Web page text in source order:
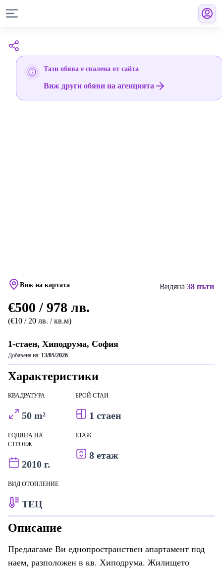
Тази обява е свалена от сайта
Виж други обяви на агенцията
Виж на картата Видяна 38 пъти
€500 / 978 лв.
(€10 / 20 лв. / кв.м)
1-стаен, Хиподрума, София
Добавена на: 13/05/2026
Характеристики
КВАДРАТУРА
50 m²
БРОЙ СТАИ
1 стаен
ГОДИНА НА
СТРОЕЖ
2010 г.
ЕТАЖ
8 етаж
ВИД ОТОПЛЕНИЕ
ТЕЦ
Описание
Предлагаме Ви еднопространствен апартамент под
наем, разположен в кв. Хиподрума. Жилището